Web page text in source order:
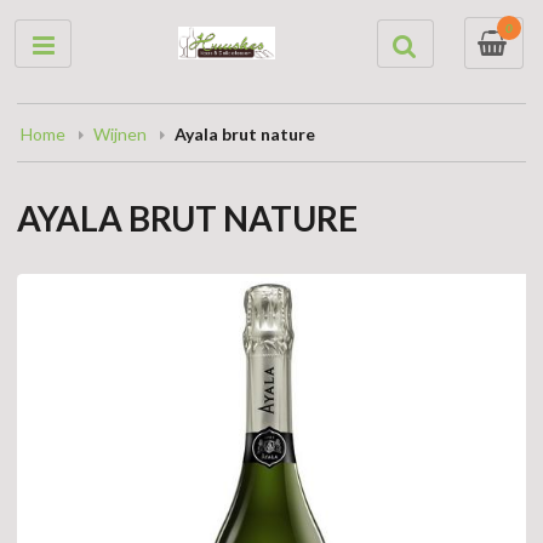
0
Home Wijnen Ayala brut nature
AYALA BRUT NATURE